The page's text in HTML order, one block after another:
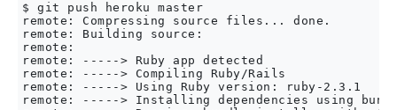
$ git push heroku master
remote: Compressing source files... done.
remote: Building source:
remote:
remote: -----> Ruby app detected
remote: -----> Compiling Ruby/Rails
remote: -----> Using Ruby version: ruby-2.3.1
remote: -----> Installing dependencies using